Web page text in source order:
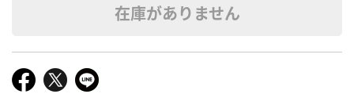
在庫がありません